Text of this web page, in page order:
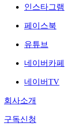
인스타그램
페이스북
유튜브
네이버카페
네이버TV
회사소개
구독신청